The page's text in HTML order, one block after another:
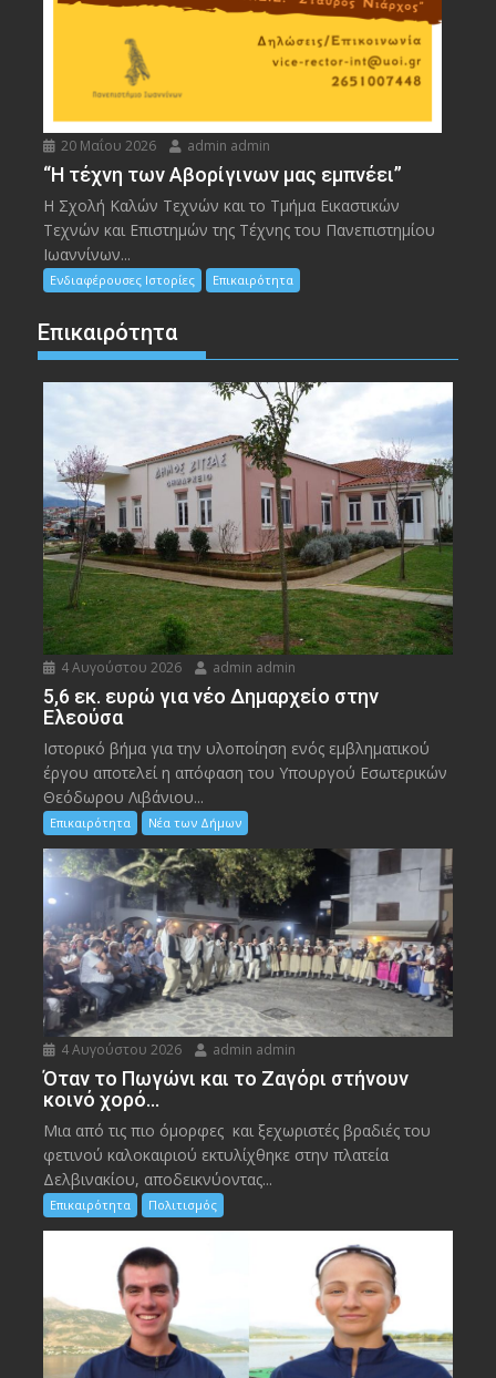
20 Μαΐου 2026 admin admin
“Η τέχνη των Αβορίγινων μας εμπνέει”
Η Σχολή Καλών Τεχνών και το Τμήμα Εικαστικών
Τεχνών και Επιστημών της Τέχνης του Πανεπιστημίου
Ιωαννίνων...
Ενδιαφέρουσες Ιστορίες Επικαιρότητα
Επικαιρότητα
4 Αυγούστου 2026 admin admin
5,6 εκ. ευρώ για νέο Δημαρχείο στην
Ελεούσα
Ιστορικό βήμα για την υλοποίηση ενός εμβληματικού
έργου αποτελεί η απόφαση του Υπουργού Εσωτερικών
Θεόδωρου Λιβάνιου...
Επικαιρότητα Νέα των Δήμων
4 Αυγούστου 2026 admin admin
Όταν το Πωγώνι και το Ζαγόρι στήνουν
κοινό χορό…
Μια από τις πιο όμορφες και ξεχωριστές βραδιές του
φετινού καλοκαιριού εκτυλίχθηκε στην πλατεία
Δελβινακίου, αποδεικνύοντας...
Επικαιρότητα Πολιτισμός